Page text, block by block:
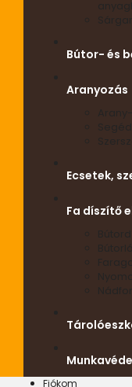
Bútor- és
Aranyozás
Ecsetek,
Fa díszítő
Fiókom